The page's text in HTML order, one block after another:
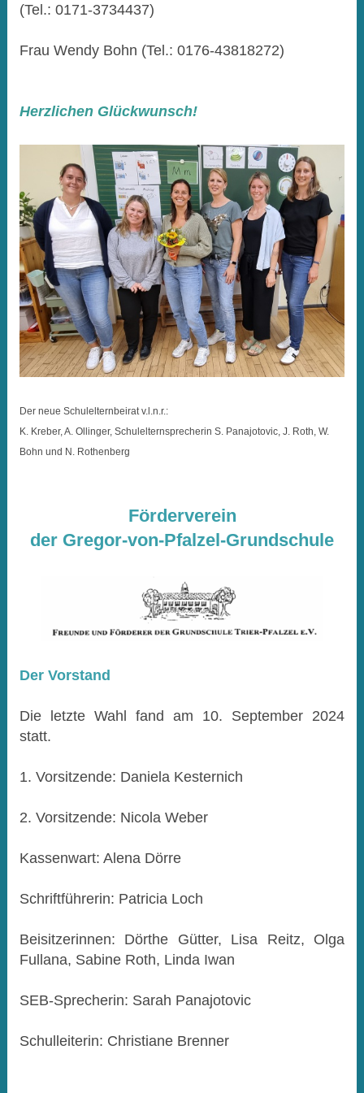
(Tel.: 0171-3734437)
Frau Wendy Bohn (Tel.: 0176-43818272)
Herzlichen Glückwunsch!
Der neue Schulelternbeirat v.l.n.r.:
K. Kreber, A. Ollinger, Schulelternsprecherin S. Panajotovic, J. Roth, W.
Bohn und N. Rothenberg
Förderverein
der Gregor-von-Pfalzel-Grundschule
Der Vorstand
Die letzte Wahl fand am 10. September 2024
statt.
1. Vorsitzende: Daniela Kesternich
2. Vorsitzende: Nicola Weber
Kassenwart: Alena Dörre
Schriftführerin: Patricia Loch
Beisitzerinnen: Dörthe Gütter, Lisa Reitz, Olga
Fullana, Sabine Roth, Linda Iwan
SEB-Sprecherin: Sarah Panajotovic
Schulleiterin: Christiane Brenner